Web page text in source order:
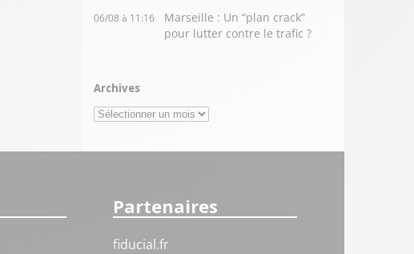
06/08 à 11:16
Marseille : Un “plan crack”
pour lutter contre le trafic ?
Archives
Archives
Partenaires
fiducial.fr